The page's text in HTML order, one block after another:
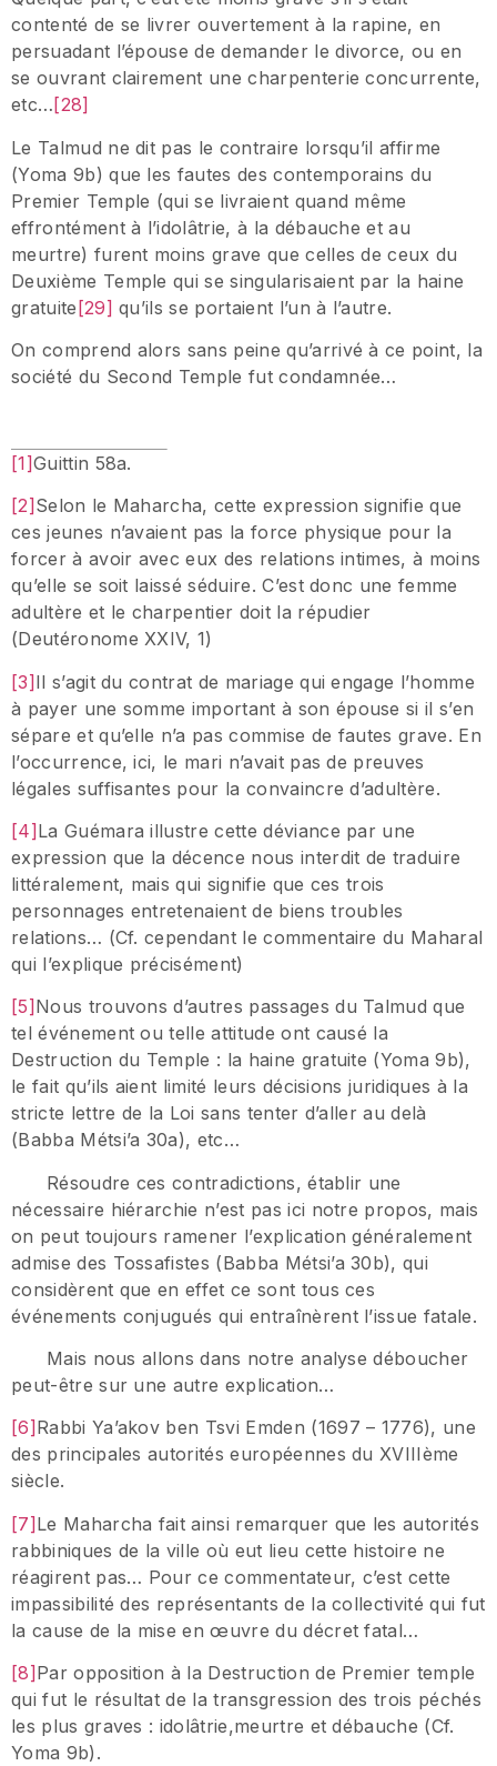
contenté de se livrer ouvertement à la rapine, en
persuadant l’épouse de demander le divorce, ou en
se ouvrant clairement une charpenterie concurrente,
etc… [28]
Le Talmud ne dit pas le contraire lorsqu’il affirme
(Yoma 9b) que les fautes des contemporains du
Premier Temple (qui se livraient quand même
effrontément à l’idolâtrie, à la débauche et au
meurtre) furent moins grave que celles de ceux du
Deuxième Temple qui se singularisaient par la haine
gratuite[29] qu’ils se portaient l’un à l’autre.
On comprend alors sans peine qu’arrivé à ce point, la
société du Second Temple fut condamnée…
[1]Guittin 58a.
[2] Selon le Maharcha, cette expression signifie que
ces jeunes n’avaient pas la force physique pour la
forcer à avoir avec eux des relations intimes, à moins
qu’elle se soit laissé séduire. C’est donc une femme
adultère et le charpentier doit la répudier
(Deutéronome XXIV, 1)
[3]Il s’agit du contrat de mariage qui engage l’homme
à payer une somme important à son épouse si il s’en
sépare et qu’elle n’a pas commise de fautes grave. En
l’occurrence, ici, le mari n’avait pas de preuves
légales suffisantes pour la convaincre d’adultère.
[4]La Guémara illustre cette déviance par une
expression que la décence nous interdit de traduire
littéralement, mais qui signifie que ces trois
personnages entretenaient de biens troubles
relations… (Cf. cependant le commentaire du Maharal
qui l’explique précisément)
[5] Nous trouvons d’autres passages du Talmud que
tel événement ou telle attitude ont causé la
Destruction du Temple : la haine gratuite (Yoma 9b),
le fait qu’ils aient limité leurs décisions juridiques à la
stricte lettre de la Loi sans tenter d’aller au delà
(Babba Métsi’a 30a), etc…
Résoudre ces contradictions, établir une
nécessaire hiérarchie n’est pas ici notre propos, mais
on peut toujours ramener l’explication généralement
admise des Tossafistes (Babba Métsi’a 30b), qui
considèrent que en effet ce sont tous ces
événements conjugués qui entraînèrent l’issue fatale.
Mais nous allons dans notre analyse déboucher
peut-être sur une autre explication…
[6] Rabbi Ya’akov ben Tsvi Emden (1697 – 1776), une
des principales autorités européennes du XVIIIème
siècle.
[7]Le Maharcha fait ainsi remarquer que les autorités
rabbiniques de la ville où eut lieu cette histoire ne
réagirent pas… Pour ce commentateur, c’est cette
impassibilité des représentants de la collectivité qui fut
la cause de la mise en œuvre du décret fatal…
[8] Par opposition à la Destruction de Premier temple
qui fut le résultat de la transgression des trois péchés
les plus graves : idolâtrie,meurtre et débauche (Cf.
Yoma 9b).